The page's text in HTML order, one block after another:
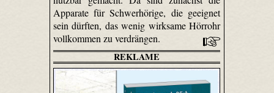
Apparate für Schwerhörige, die geeignet
sein dürften, das wenig wirksame Hörrohr
vollkommen zu verdrängen.
REKLAME